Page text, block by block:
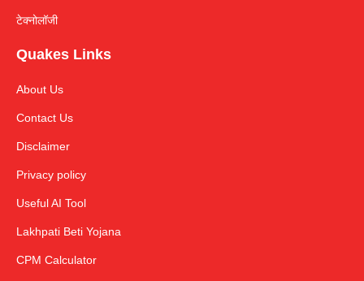
टेक्नोलॉजी
Quakes Links
About Us
Contact Us
Disclaimer
Privacy policy
Useful AI Tool
Lakhpati Beti Yojana
CPM Calculator